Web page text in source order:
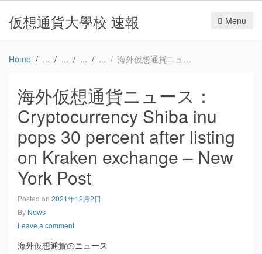
仮想通貨大學校 速報 Menu
Home 海外仮想通貨ニュース：Cryptocurrency Shiba inu pops 30 percent after listing on Kraken exchange – New York Post
海外仮想通貨ニュース：
Cryptocurrency Shiba inu
pops 30 percent after listing
on Kraken exchange – New
York Post
Posted on 2021年12月2日
By News
Leave a comment
海外仮想通貨のニュース